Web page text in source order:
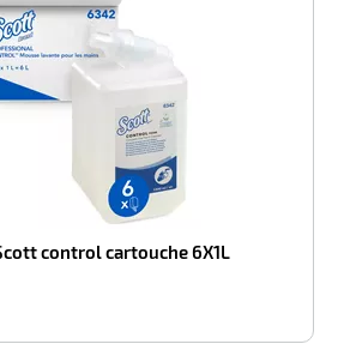
control cartouche 6X1L